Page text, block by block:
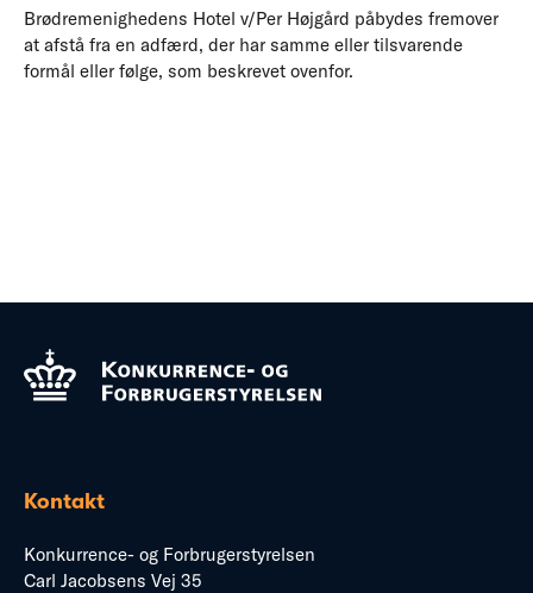
Brødremenighedens Hotel v/Per Højgård påbydes fremover
at afstå fra en adfærd, der har samme eller tilsvarende
formål eller følge, som beskrevet ovenfor.
Kontakt
Konkurrence- og Forbrugerstyrelsen
Carl Jacobsens Vej 35